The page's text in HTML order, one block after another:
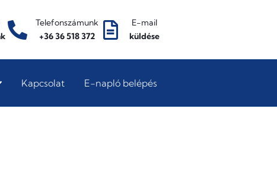
Telefonszámunk
+36 36 518 372
E-mail
küldése
Kapcsolat E-napló belépés